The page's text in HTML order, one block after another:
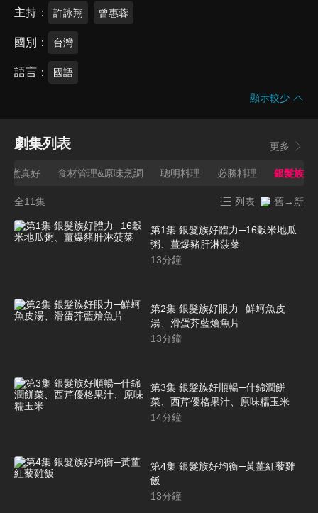
主持 許詠翔 曾惠蓉
國別 台灣
語言 國語
顯示較少
劇集列表 更多
有煮真好 食材管理&原味烹調 聰明料理 必勝料理 銀髮族
全11集 列表 舊→新
第1集 銀髮族好體力─16穀米地瓜
粥、薑爆豬肝淋菠菜
13分鐘
第2集 銀髮族好眼力─鮮蚵魚皮
湯、滑蛋芥藍燴魚片
13分鐘
第3集 銀髮族好順暢─什錦潤餅
菜、西芹優格果汁、原味糯玉米
14分鐘
第4集 銀髮族好均衡─黃薑紅藜雞
飯
13分鐘